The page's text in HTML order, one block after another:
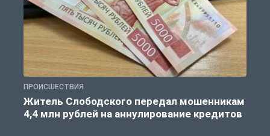
ПРОИСШЕСТВИЯ
Житель Слободского передал мошенникам
4,4 млн рублей на аннулирование кредитов